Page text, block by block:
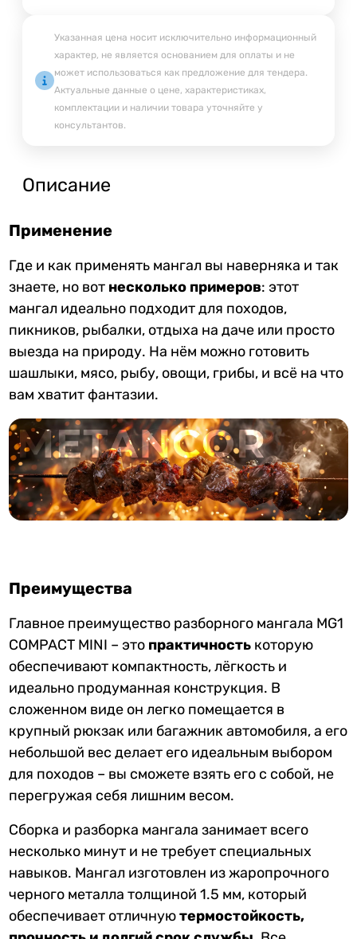
Указанная цена носит исключительно информационный
характер, не является основанием для оплаты и не
может использоваться как предложение для тендера.
Актуальные данные о цене, характеристиках,
комплектации и наличии товара уточняйте у
консультантов.
Описание
Применение
Где и как применять мангал вы наверняка и так
знаете, но вот несколько примеров: этот
мангал идеально подходит для походов,
пикников, рыбалки, отдыха на даче или просто
выезда на природу. На нём можно готовить
шашлыки, мясо, рыбу, овощи, грибы, и всё на что
вам хватит фантазии.
Преимущества
Главное преимущество разборного мангала MG1
COMPACT MINI – это практичность которую
обеспечивают компактность, лёгкость и
идеально продуманная конструкция. В
сложенном виде он легко помещается в
крупный рюкзак или багажник автомобиля, а его
небольшой вес делает его идеальным выбором
для походов – вы сможете взять его с собой, не
перегружая себя лишним весом.
Сборка и разборка мангала занимает всего
несколько минут и не требует специальных
навыков. Мангал изготовлен из жаропрочного
черного металла толщиной 1.5 мм, который
обеспечивает отличнуютермостойкость,